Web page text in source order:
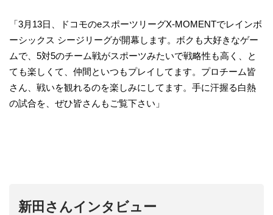
「3月13日、ドコモのeスポーツリーグX-MOMENTでレインボ
ーシックス シージリーグが開幕します。ボクも大好きなゲー
ムで、5対5のチーム戦がスポーツみたいで戦略性も高く、と
ても楽しくて、仲間といつもプレイしてます。プロチーム皆
さん、戦いを観れるのを楽しみにしてます。手に汗握る白熱
の試合を、ぜひ皆さんもご覧下さい」
新田さんインタビュー